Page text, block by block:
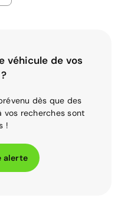
véhicule de vos
dès que des
vos recherches sont
!
alerte